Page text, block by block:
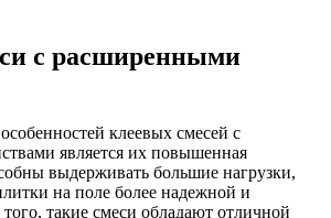
с расширенными
клеевых смесей с
является их повышенная
выдерживать большие нагрузки,
на поле более надежной и
такие смеси обладают отличной